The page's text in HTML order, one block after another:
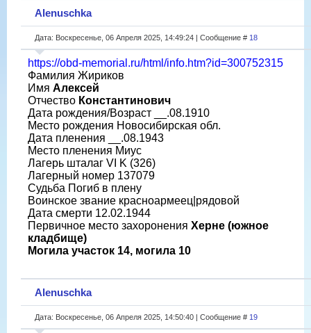
Alenuschka
Дата: Воскресенье, 06 Апреля 2025, 14:49:24 | Сообщение # 18
https://obd-memorial.ru/html/info.htm?id=300752315
Фамилия Жириков
Имя Алексей
Отчество Константинович
Дата рождения/Возраст __.08.1910
Место рождения Новосибирская обл.
Дата пленения __.08.1943
Место пленения Миус
Лагерь шталаг VI K (326)
Лагерный номер 137079
Судьба Погиб в плену
Воинское звание красноармеец|рядовой
Дата смерти 12.02.1944
Первичное место захоронения Херне (южное
кладбище)
Могила участок 14, могила 10
Alenuschka
Дата: Воскресенье, 06 Апреля 2025, 14:50:40 | Сообщение # 19